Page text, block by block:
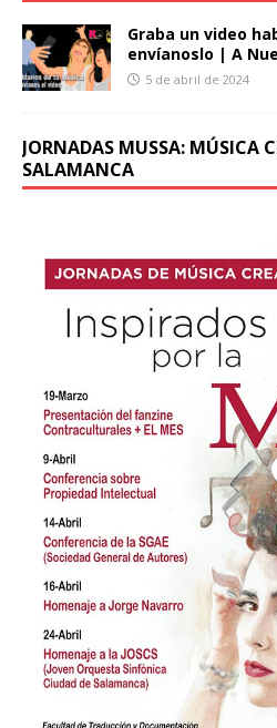
Graba un video
envíanoslo | A
5 de abril de 2024
JORNADAS MUSSA: MÚSICA
SALAMANCA